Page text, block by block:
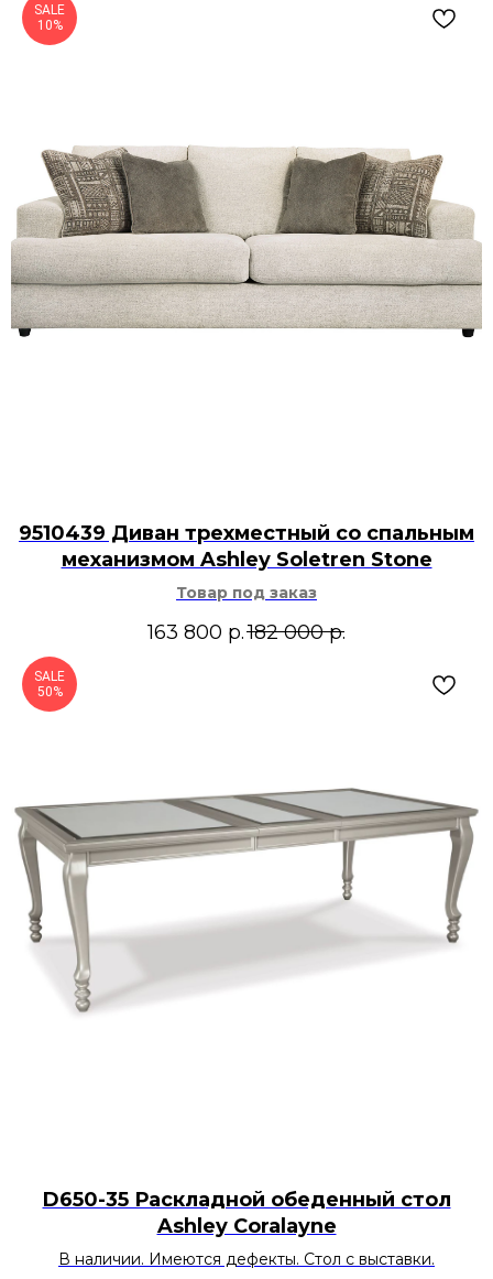
SALE
10%
9510439 Диван трехместный со спальным
механизмом Ashley Soletren Stone
Товар под заказ
163 800 р.182 000 р.
SALE
50%
D650-35 Раскладной обеденный стол
Ashley Coralayne
В наличии. Имеются дефекты. Стол с выставки.